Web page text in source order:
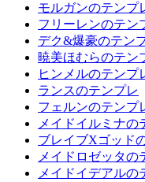
モルガンのテンプ
フリーレンのテン
デク&爆豪のテン
暁美ほむらのテン
ヒンメルのテンプ
ランスのテンプレ
フェルンのテンプ
メイドイルミナの
ブレイブXゴッド
メイドロゼッタの
メイドイデアルの